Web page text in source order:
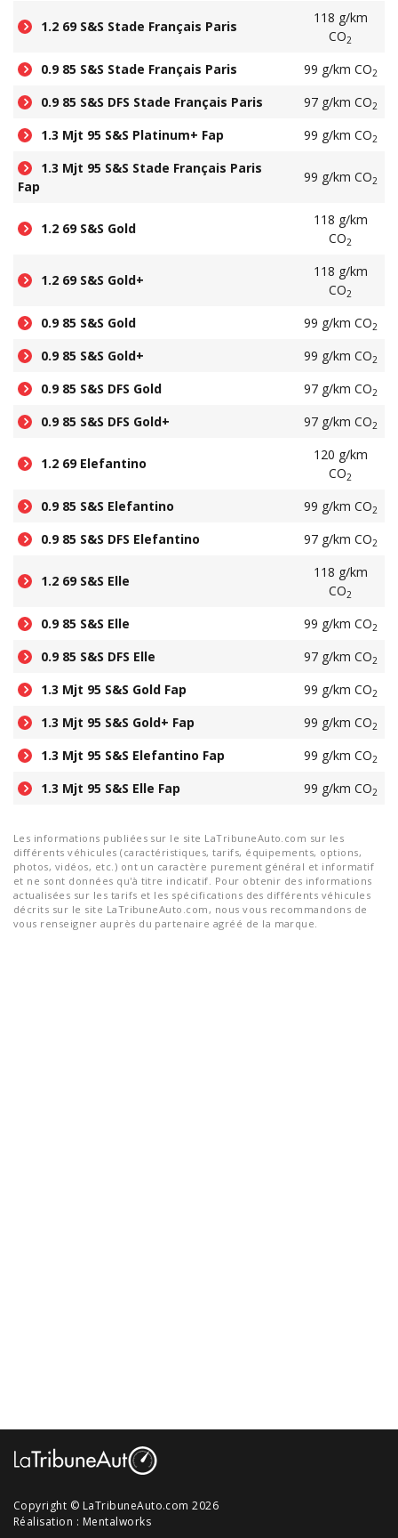
1.2 69 S&S Stade Français Paris
118 g/km
CO2
0.9 85 S&S Stade Français Paris 99 g/km CO2
0.9 85 S&S DFS Stade Français Paris 97 g/km CO2
1.3 Mjt 95 S&S Platinum+ Fap 99 g/km CO2
1.3 Mjt 95 S&S Stade Français Paris
Fap
99 g/km CO2
1.2 69 S&S Gold
118 g/km
CO2
1.2 69 S&S Gold+
118 g/km
CO2
0.9 85 S&S Gold 99 g/km CO2
0.9 85 S&S Gold+ 99 g/km CO2
0.9 85 S&S DFS Gold 97 g/km CO2
0.9 85 S&S DFS Gold+ 97 g/km CO2
1.2 69 Elefantino
120 g/km
CO2
0.9 85 S&S Elefantino 99 g/km CO2
0.9 85 S&S DFS Elefantino 97 g/km CO2
1.2 69 S&S Elle
118 g/km
CO2
0.9 85 S&S Elle 99 g/km CO2
0.9 85 S&S DFS Elle 97 g/km CO2
1.3 Mjt 95 S&S Gold Fap 99 g/km CO2
1.3 Mjt 95 S&S Gold+ Fap 99 g/km CO2
1.3 Mjt 95 S&S Elefantino Fap 99 g/km CO2
1.3 Mjt 95 S&S Elle Fap 99 g/km CO2
Les informations publiées sur le site LaTribuneAuto.com sur les
différents véhicules (caractéristiques, tarifs, équipements, options,
photos, vidéos, etc.) ont un caractère purement général et informatif
et ne sont données qu'à titre indicatif. Pour obtenir des informations
actualisées sur les tarifs et les spécifications des différents véhicules
décrits sur le site LaTribuneAuto.com, nous vous recommandons de
vous renseigner auprès du partenaire agréé de la marque.
Copyright © LaTribuneAuto.com 2026
Réalisation : Mentalworks